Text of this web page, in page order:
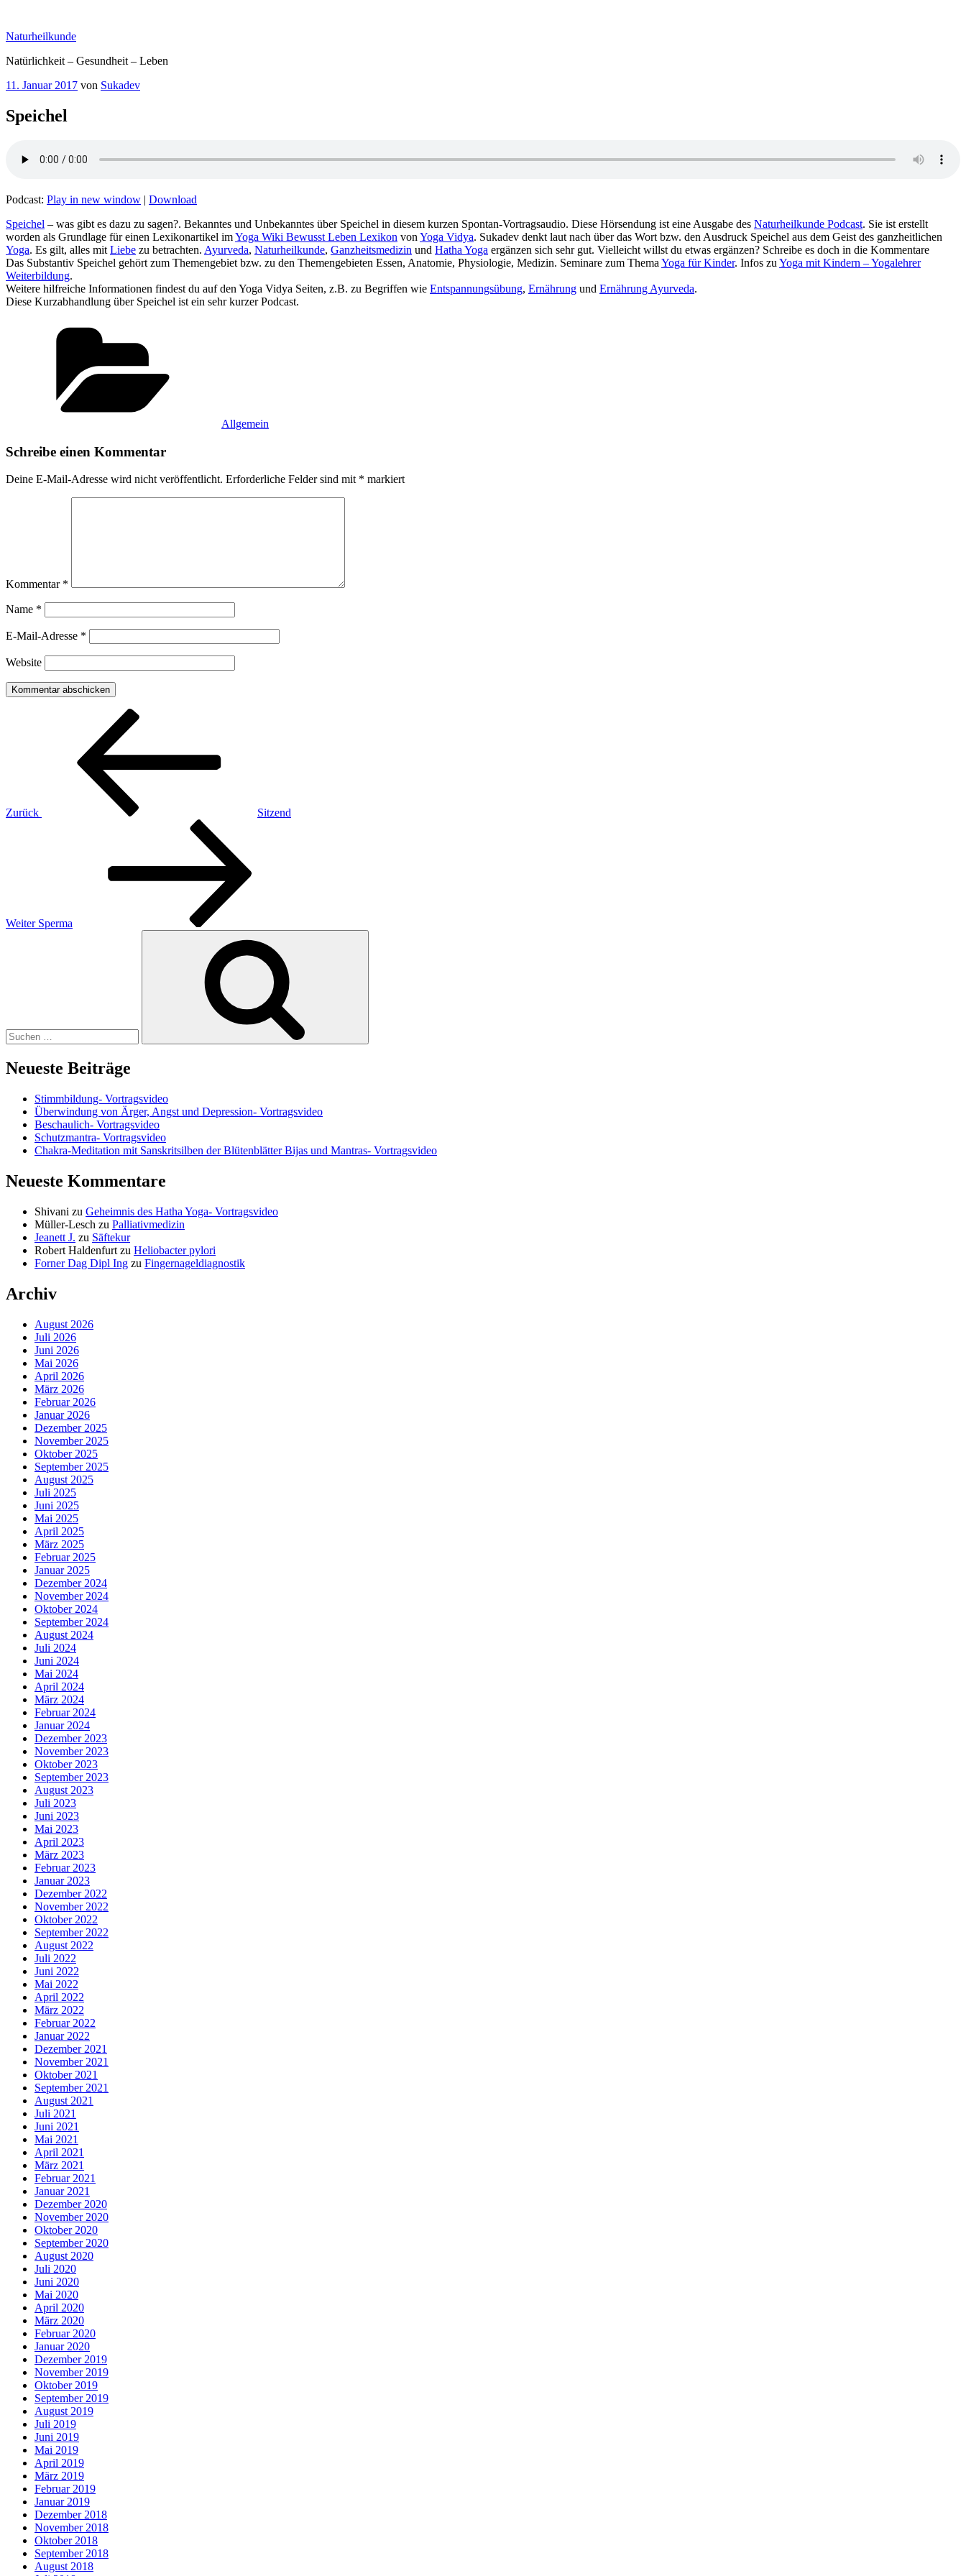
springen
Naturheilkunde
Natürlichkeit – Gesundheit – Leben
Veröffentlicht
11. Januar 2017 von Sukadev
Speichel
Podcast: Play in new window | Download
– was gibt es dazu zu sagen?. Bekanntes und Unbekanntes über Speichel‏‎ in diesem kurzen Spontan-Vortragsaudio. Diese Hörsendung ist eine Ausgabe des Naturheilkunde Podcast. Sie ist erstellt
worden als Grundlage für einen Lexikonartikel imYoga Wiki Bewusst Leben Lexikon von Yoga Vidya
. Sukadev denkt laut nach über das Wort bzw. den Ausdruck Speichel‏‎ aus dem Geist des ganzheitlichen
Yoga. Es gilt, alles mit Liebe zu betrachten. Ayurveda, Naturheilkunde, Ganzheitsmedizin und Hatha Yoga ergänzen sich sehr gut. Vielleicht willst du etwas ergänzen? Schreibe es doch in die Kommentare
Das Substantiv Speichel‏‎ gehört zum Themengebiet bzw. zu den Themengebieten Essen, Anatomie, Physiologie, Medizin. Seminare zum Thema Yoga für Kinder. Infos zu Yoga mit Kindern – Yogalehrer
Weiterbildung.
Weitere hilfreiche Informationen findest du auf den Yoga Vidya Seiten, z.B. zu Begriffen wie Entspannungsübung, Ernährung und Ernährung Ayurveda.
Diese Kurzabhandlung über Speichel‏‎ ist ein sehr kurzer Podcast.
Allgemein
Schreibe einen Kommentar
Deine E-Mail-Adresse wird nicht veröffentlicht. Erforderliche Felder sind mit * markiert
Kommentar *
Name *
E-Mail-Adresse *
Website
Beitragsnavigation
Zurück
Sitzend
Weiter Sperma
Neueste Beiträge
Stimmbildung- Vortragsvideo
Überwindung von Ärger, Angst und Depression- Vortragsvideo
Beschaulich- Vortragsvideo
Schutzmantra- Vortragsvideo
Chakra-Meditation mit Sanskritsilben der Blütenblätter Bijas und Mantras- Vortragsvideo
Neueste Kommentare
Shivani zu Geheimnis des Hatha Yoga- Vortragsvideo
Müller-Lesch zu Palliativmedizin
Jeanett J. zu Säftekur
Robert Haldenfurt zu Heliobacter pylori
Forner Dag Dipl Ing zu Fingernageldiagnostik
Archiv
August 2026
Juli 2026
Juni 2026
Mai 2026
April 2026
März 2026
Februar 2026
Januar 2026
Dezember 2025
November 2025
Oktober 2025
September 2025
August 2025
Juli 2025
Juni 2025
Mai 2025
April 2025
März 2025
Februar 2025
Januar 2025
Dezember 2024
November 2024
Oktober 2024
September 2024
August 2024
Juli 2024
Juni 2024
Mai 2024
April 2024
März 2024
Februar 2024
Januar 2024
Dezember 2023
November 2023
Oktober 2023
September 2023
August 2023
Juli 2023
Juni 2023
Mai 2023
April 2023
März 2023
Februar 2023
Januar 2023
Dezember 2022
November 2022
Oktober 2022
September 2022
August 2022
Juli 2022
Juni 2022
Mai 2022
April 2022
März 2022
Februar 2022
Januar 2022
Dezember 2021
November 2021
Oktober 2021
September 2021
August 2021
Juli 2021
Juni 2021
Mai 2021
April 2021
März 2021
Februar 2021
Januar 2021
Dezember 2020
November 2020
Oktober 2020
September 2020
August 2020
Juli 2020
Juni 2020
Mai 2020
April 2020
März 2020
Februar 2020
Januar 2020
Dezember 2019
November 2019
Oktober 2019
September 2019
August 2019
Juli 2019
Juni 2019
Mai 2019
April 2019
März 2019
Februar 2019
Januar 2019
Dezember 2018
November 2018
Oktober 2018
September 2018
August 2018